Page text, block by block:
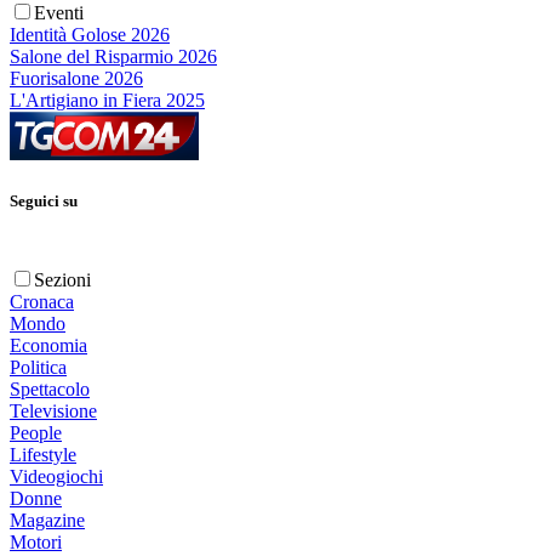
Eventi
Identità Golose 2026
Salone del Risparmio 2026
Fuorisalone 2026
L'Artigiano in Fiera 2025
Seguici su
Sezioni
Cronaca
Mondo
Economia
Politica
Spettacolo
Televisione
People
Lifestyle
Videogiochi
Donne
Magazine
Motori